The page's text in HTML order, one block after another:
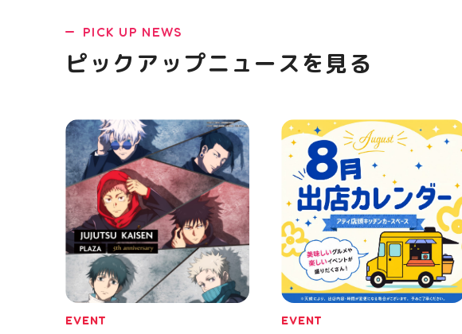
PICK UP NEWS
ピックアップニュースを見る
EVENT EVENT